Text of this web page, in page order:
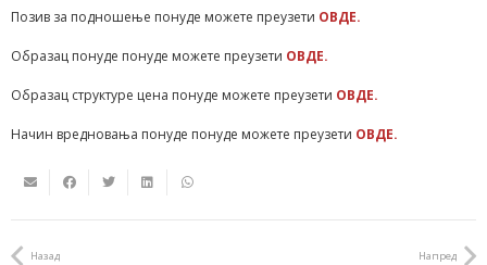
Позив за подношење понуде можете преузети ОВДЕ.
Образац понуде понуде можете преузети ОВДЕ.
Образац структуре цена понуде можете преузети ОВДЕ.
Начин вредновања понуде понуде можете преузети ОВДЕ.
Назад Напред